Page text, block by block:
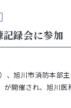
録会に参加
、旭川市消防本部
が開催され、旭川医